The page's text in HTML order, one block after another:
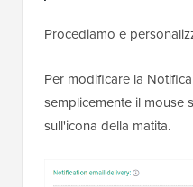
Procediamo e
Per modificare la
semplicemente il mouse
sull'icona della matita.